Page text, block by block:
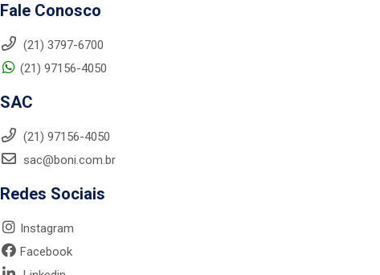
Fale Conosco
(21) 3797-6700
(21) 97156-4050
SAC
(21) 97156-4050
sac@boni.com.br
Redes Sociais
Instagram
Facebook